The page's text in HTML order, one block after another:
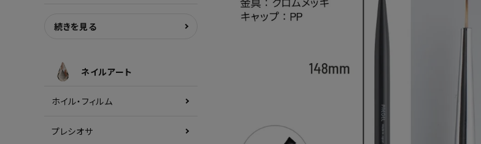
続きを見る
ネイルアート
ホイル・フィルム
プレシオサ